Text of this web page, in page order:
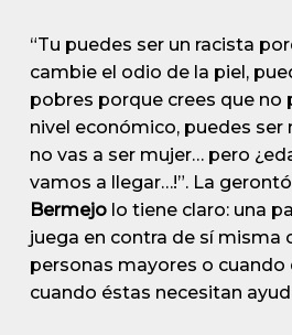
“Tu puedes ser un racista
cambie el odio de la piel,
pobres porque crees que no
nivel económico, puedes
no vas a ser mujer… pero
vamos a llegar…!”. La
Bermejolo tiene claro: una
juega en contra de sí misma
personas mayores o cuando
cuando éstas necesitan